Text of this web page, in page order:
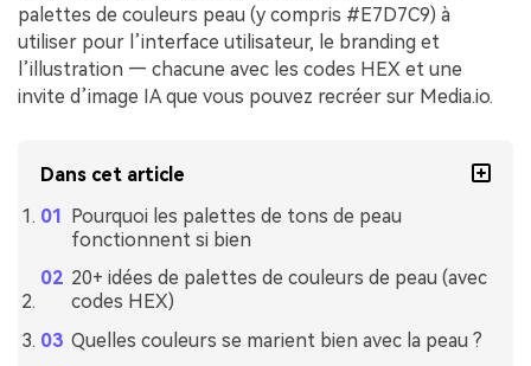
palettes de couleurs peau (y compris #E7D7C9) à
utiliser pour l’interface utilisateur, le branding et
l’illustration — chacune avec les codes HEX et une
invite d’image IA que vous pouvez recréer sur Media.io.
Dans cet article
Pourquoi les palettes de tons de peau
fonctionnent si bien
20+ idées de palettes de couleurs de peau (avec
codes HEX)
Quelles couleurs se marient bien avec la peau ?